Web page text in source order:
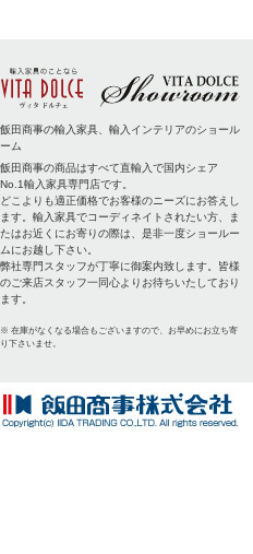
飯田商事の輸入家具、輸入インテリアのショール
ーム
飯田商事の商品はすべて直輸入で国内シェア
No.1輸入家具専門店です。
どこよりも適正価格でお客様のニーズにお答えし
ます。輸入家具でコーディネイトされたい方、ま
たはお近くにお寄りの際は、是非一度ショールー
ムにお越し下さい。
弊社専門スタッフが丁寧に御案内致します。皆様
のご来店スタッフ一同心よりお待ちいたしており
ます。
※ 在庫がなくなる場合もございますので、お早めにお立ち寄
り下さいませ。